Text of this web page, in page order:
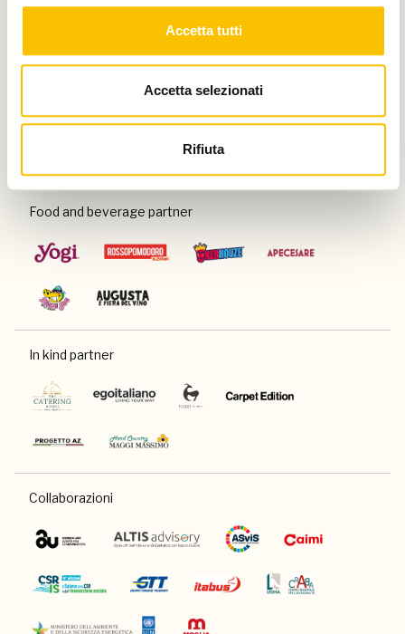
Accetta tutti
Accetta selezionati
Rifiuta
Con il patrocinio di
Food and beverage partner
In kind partner
Collaborazioni